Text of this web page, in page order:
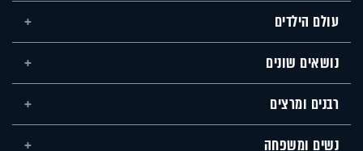
עולם הילדים
נושאים שונים
רבנים ומרצים
נשים ומשפחה